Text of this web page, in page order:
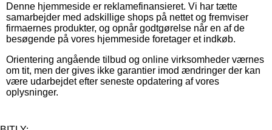
Denne hjemmeside er reklamefinansieret. Vi har tætte
samarbejder med adskillige shops på nettet og fremviser
firmaernes produkter, og opnår godtgørelse når en af de
besøgende på vores hjemmeside foretager et indkøb.
Orientering angående tilbud og online virksomheder værnes
om tit, men der gives ikke garantier imod ændringer der kan
være udarbejdet efter seneste opdatering af vores
oplysninger.